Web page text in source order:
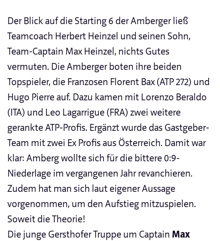
Der Blick auf die Starting 6 der Amberger ließ
Teamcoach Herbert Heinzel und seinen Sohn,
Team-Captain Max Heinzel, nichts Gutes
vermuten. Die Amberger boten ihre beiden
Topspieler, die Franzosen Florent Bax (ATP 272) und
Hugo Pierre auf. Dazu kamen mit Lorenzo Beraldo
(ITA) und Leo Lagarrigue (FRA) zwei weitere
gerankte ATP-Profis. Ergänzt wurde das Gastgeber-
Team mit zwei Ex Profis aus Österreich. Damit war
klar: Amberg wollte sich für die bittere 0:9-
Niederlage im vergangenen Jahr revanchieren.
Zudem hat man sich laut eigener Aussage
vorgenommen, um den Aufstieg mitzuspielen.
Soweit die Theorie!
Die junge Gersthofer Truppe um Captain Max